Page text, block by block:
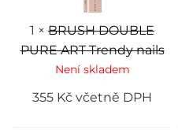
1 × BRUSH DOUBLE
PURE ART Trendy nails
Není skladem
355 Kč včetně DPH